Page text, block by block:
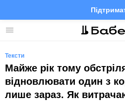
Меню Facebook
Тексти
Майже рік тому
відновлювати один з
лише зараз. Як